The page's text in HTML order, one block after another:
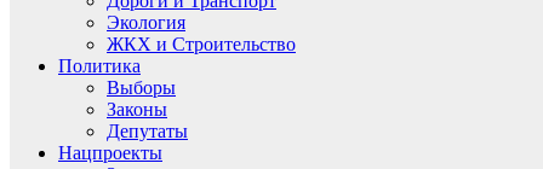
Экология
ЖКХ и Строительство
Политика
Выборы
Законы
Депутаты
Нацпроекты